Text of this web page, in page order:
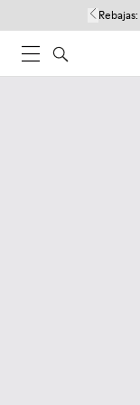
Rebajas: